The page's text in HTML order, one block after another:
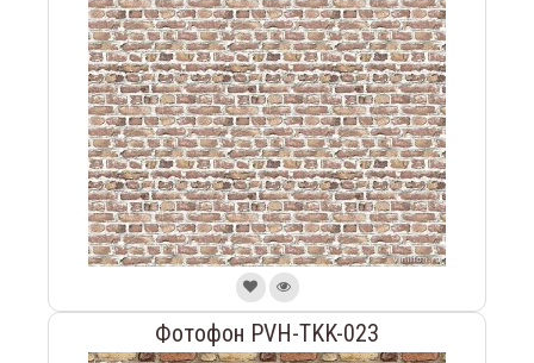
Фотофон PVH-TKK-023